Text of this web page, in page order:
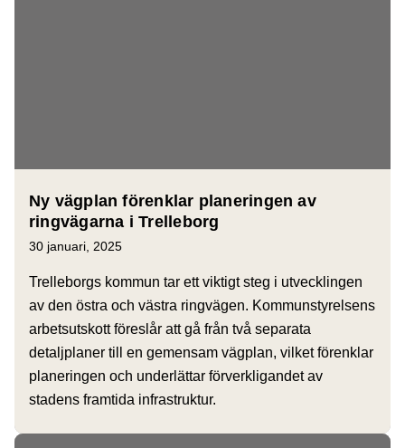
Ny vägplan förenklar planeringen av
ringvägarna i Trelleborg
30 januari, 2025
Trelleborgs kommun tar ett viktigt steg i utvecklingen
av den östra och västra ringvägen. Kommunstyrelsens
arbetsutskott föreslår att gå från två separata
detaljplaner till en gemensam vägplan, vilket förenklar
planeringen och underlättar förverkligandet av
stadens framtida infrastruktur.